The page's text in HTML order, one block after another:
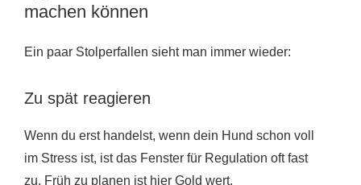
machen können
Ein paar Stolperfallen sieht man immer wieder:
Zu spät reagieren
Wenn du erst handelst, wenn dein Hund schon voll
im Stress ist, ist das Fenster für Regulation oft fast
zu. Früh zu planen ist hier Gold wert.